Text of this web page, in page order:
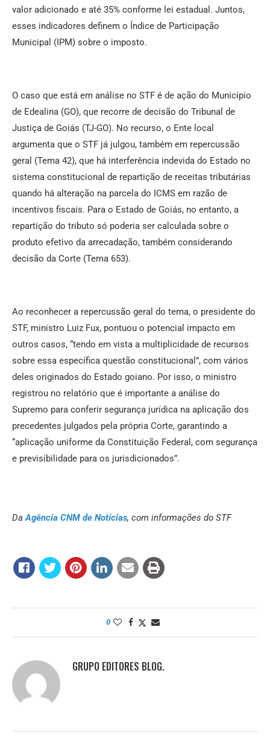
valor adicionado e até 35% conforme lei estadual. Juntos,
esses indicadores definem o Índice de Participação
Municipal (IPM) sobre o imposto.
O caso que está em análise no STF é de ação do Município
de Edealina (GO), que recorre de decisão do Tribunal de
Justiça de Goiás (TJ-GO). No recurso, o Ente local
argumenta que o STF já julgou, também em repercussão
geral (Tema 42), que há interferência indevida do Estado no
sistema constitucional de repartição de receitas tributárias
quando há alteração na parcela do ICMS em razão de
incentivos fiscais. Para o Estado de Goiás, no entanto, a
repartição do tributo só poderia ser calculada sobre o
produto efetivo da arrecadação, também considerando
decisão da Corte (Tema 653).
Ao reconhecer a repercussão geral do tema, o presidente do
STF, ministro Luiz Fux, pontuou o potencial impacto em
outros casos, “tendo em vista a multiplicidade de recursos
sobre essa específica questão constitucional”, com vários
deles originados do Estado goiano. Por isso, o ministro
registrou no relatório que é importante a análise do
Supremo para conferir segurança jurídica na aplicação dos
precedentes julgados pela própria Corte, garantindo a
“aplicação uniforme da Constituição Federal, com segurança
e previsibilidade para os jurisdicionados”.
DaAgência CNM de Notícias, com informações do STF
0
GRUPO EDITORES BLOG.